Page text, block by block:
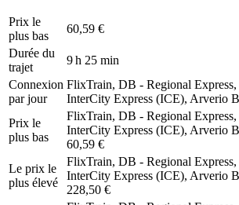
Prix ​​le
plus bas
60,59 €
Durée du
trajet
9 h 25 min
Connexion
par jour
FlixTrain, DB - Regional
InterCity Express (ICE), Arverio
Prix ​​le
plus bas
FlixTrain, DB - Regional
InterCity Express (ICE), Arverio
60,59 €
Le prix le
plus élevé
FlixTrain, DB - Regional
InterCity Express (ICE), Arverio
228,50 €